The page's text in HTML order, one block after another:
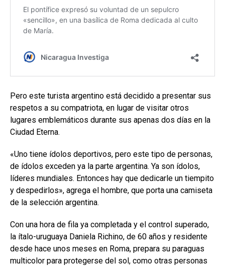
Pero este turista argentino está decidido a presentar sus
respetos a su compatriota, en lugar de visitar otros
lugares emblemáticos durante sus apenas dos días en la
Ciudad Eterna.
«Uno tiene ídolos deportivos, pero este tipo de personas,
de ídolos exceden ya la parte argentina. Ya son ídolos,
líderes mundiales. Entonces hay que dedicarle un tiempito
y despedirlos», agrega el hombre, que porta una camiseta
de la selección argentina.
Con una hora de fila ya completada y el control superado,
la ítalo-uruguaya Daniela Richino, de 60 años y residente
desde hace unos meses en Roma, prepara su paraguas
multicolor para protegerse del sol, como otras personas